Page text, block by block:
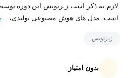
لازم به ذکر است زیرنویس این دوره
است. مدل های هوش مصنوعی تولیدی،...
زیرنویس
بدون امتیاز